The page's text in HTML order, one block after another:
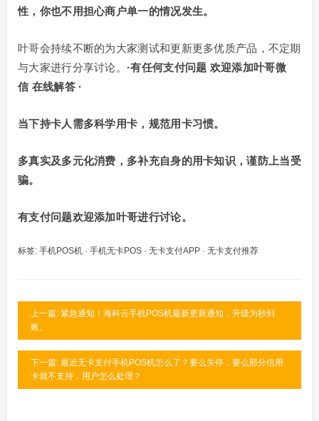
性，你也不用担心商户单一的情况发生。
叶哥会持续不断的为大家测试和更新更多优质产品，不定期
与大家进行分享讨论。 ·有任何支付问题 欢迎添加叶哥微
信 在线解答 ·
当下持卡人需多科学用卡，规范用卡习惯。
多真实及多元化消费，多补充自身的用卡知识，谨防上当受
骗。
有支付问题欢迎添加叶哥进行讨论。
标签: 手机POS机 · 手机无卡POS · 无卡支付APP · 无卡支付推荐
上一篇: 紧急通知！海科云手机POS机最新更新通知，升级为秒到
账。
下一篇: 最近无卡支付手机POS机怎么了？要么关停，要么部分信用
卡就不支持，用户怎么处理？